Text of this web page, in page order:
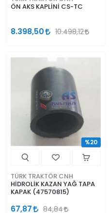
ÖN AKS KAPLİNİ CS-TC
8.398,50 10.498,12
TÜRK TRAKTÖR CNH
HİDROLİK KAZAN YAĞ TAPA
KAPAK (47570815)
67,87 84,84
%20